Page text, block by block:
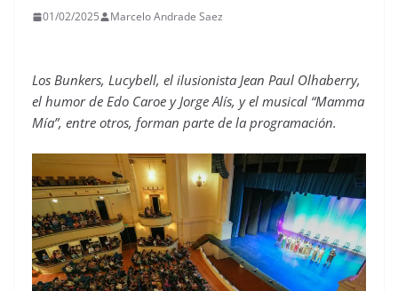
01/02/2025 Marcelo Andrade Saez
Los Bunkers, Lucybell, el ilusionista Jean Paul Olhaberry,
el humor de Edo Caroe y Jorge Alís, y el musical “Mamma
Mía”, entre otros, forman parte de la programación.